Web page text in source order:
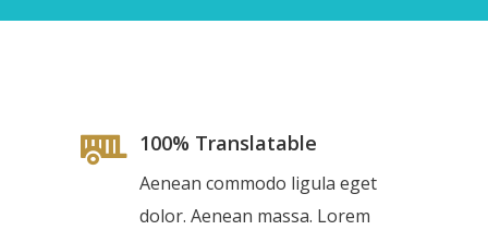
100% Translatable
Aenean commodo ligula eget
dolor. Aenean massa. Lorem